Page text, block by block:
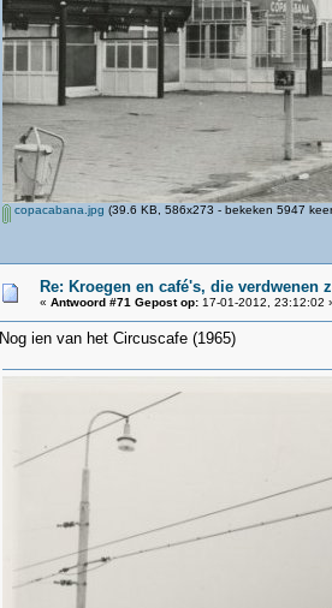
copacabana.jpg (39.6 KB, 586x273 - bekeken 5947
Re: Kroegen en café's, die verdwenen
« Antwoord #71 Gepost op: 17-01-2012, 23:12:02
Nog ien van het Circuscafe (1965)